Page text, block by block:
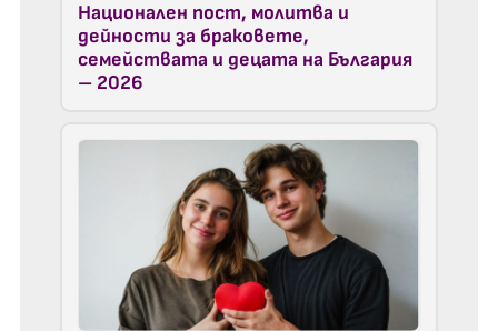
Национален пост, молитва и
дейности за браковете,
семействата и децата на България
– 2026